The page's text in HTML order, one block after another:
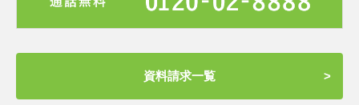
資料請求一覧